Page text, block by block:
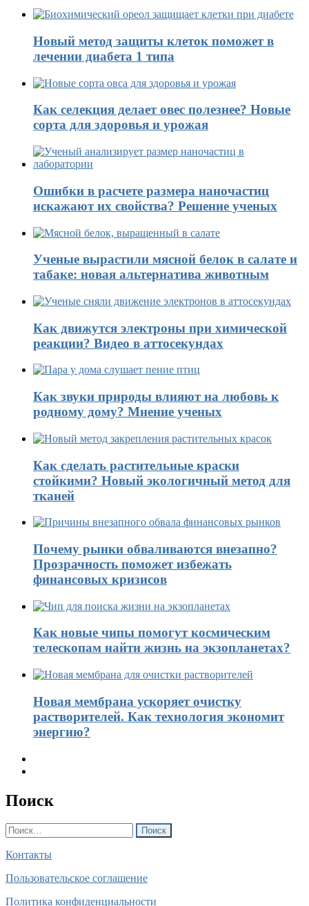
Новый метод защиты клеток поможет в
лечении диабета 1 типа
Как селекция делает овес полезнее? Новые
сорта для здоровья и урожая
Ошибки в расчете размера наночастиц
искажают их свойства? Решение ученых
Ученые вырастили мясной белок в салате и
табаке: новая альтернатива животным
Как движутся электроны при химической
реакции? Видео в аттосекундах
Как звуки природы влияют на любовь к
родному дому? Мнение ученых
Как сделать растительные краски
стойкими? Новый экологичный метод для
тканей
Почему рынки обваливаются внезапно?
Прозрачность поможет избежать
финансовых кризисов
Как новые чипы помогут космическим
телескопам найти жизнь на экзопланетах?
Новая мембрана ускоряет очистку
растворителей. Как технология экономит
энергию?
Поиск
Найти:
Контакты
Пользовательское соглашение
Политика конфиденциальности